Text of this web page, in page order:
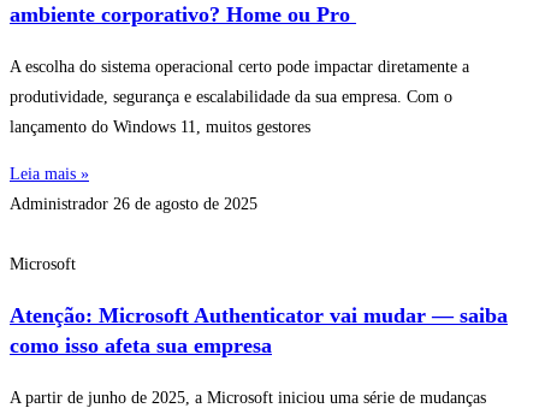
ambiente corporativo? Home ou Pro
A escolha do sistema operacional certo pode impactar diretamente a
produtividade, segurança e escalabilidade da sua empresa. Com o
lançamento do Windows 11, muitos gestores
Leia mais »
Administrador 26 de agosto de 2025
Microsoft
Atenção: Microsoft Authenticator vai mudar — saiba
como isso afeta sua empresa
A partir de junho de 2025, a Microsoft iniciou uma série de mudanças